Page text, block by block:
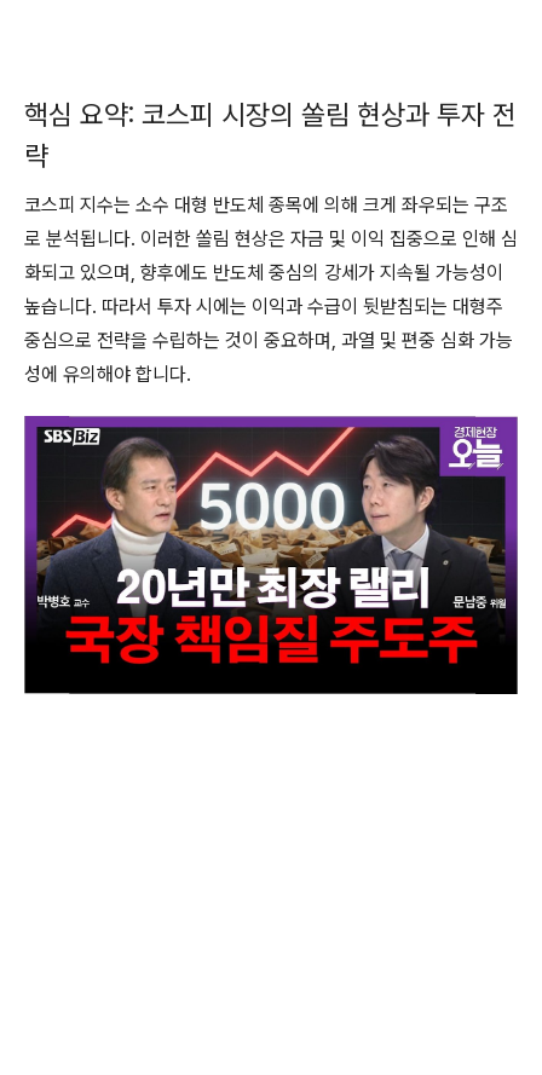
핵심 요약: 코스피 시장의 쏠림 현상과 투자 전
략
코스피 지수는 소수 대형 반도체 종목에 의해 크게 좌우되는 구조
로 분석됩니다. 이러한 쏠림 현상은 자금 및 이익 집중으로 인해 심
화되고 있으며, 향후에도 반도체 중심의 강세가 지속될 가능성이
높습니다. 따라서 투자 시에는 이익과 수급이 뒷받침되는 대형주
중심으로 전략을 수립하는 것이 중요하며, 과열 및 편중 심화 가능
성에 유의해야 합니다.